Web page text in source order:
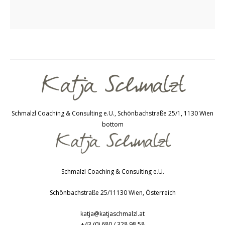
Schmalzl Coaching & Consulting e.U., Schönbachstraße 25/1, 1130 Wien
bottom
Schmalzl Coaching & Consulting e.U.
Schönbachstraße 25/1 1130 Wien, Österreich
katja@katjaschmalzl.at